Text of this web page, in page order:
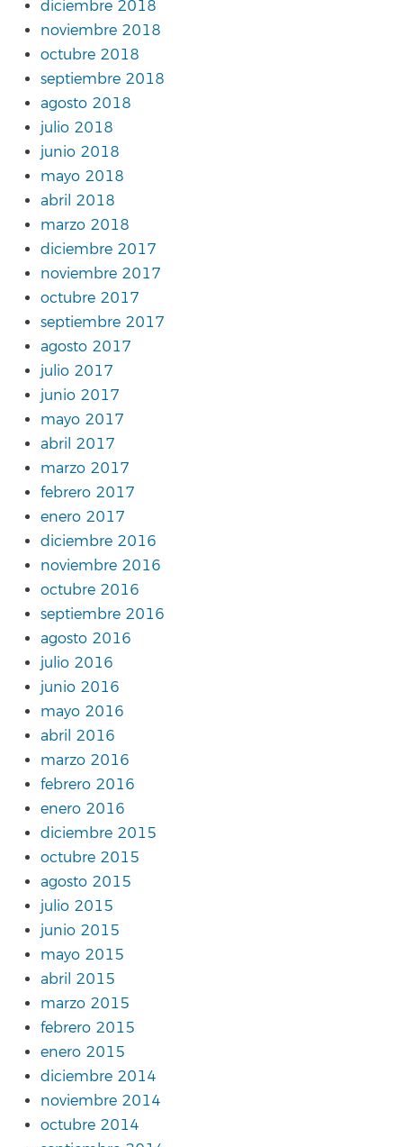
diciembre 2018
noviembre 2018
octubre 2018
septiembre 2018
agosto 2018
julio 2018
junio 2018
mayo 2018
abril 2018
marzo 2018
diciembre 2017
noviembre 2017
octubre 2017
septiembre 2017
agosto 2017
julio 2017
junio 2017
mayo 2017
abril 2017
marzo 2017
febrero 2017
enero 2017
diciembre 2016
noviembre 2016
octubre 2016
septiembre 2016
agosto 2016
julio 2016
junio 2016
mayo 2016
abril 2016
marzo 2016
febrero 2016
enero 2016
diciembre 2015
octubre 2015
agosto 2015
julio 2015
junio 2015
mayo 2015
abril 2015
marzo 2015
febrero 2015
enero 2015
diciembre 2014
noviembre 2014
octubre 2014